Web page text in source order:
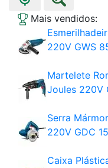
Mais vendidos:
220V GWS
Martelete
Joules 220V
Serra
220V GDC
Caixa